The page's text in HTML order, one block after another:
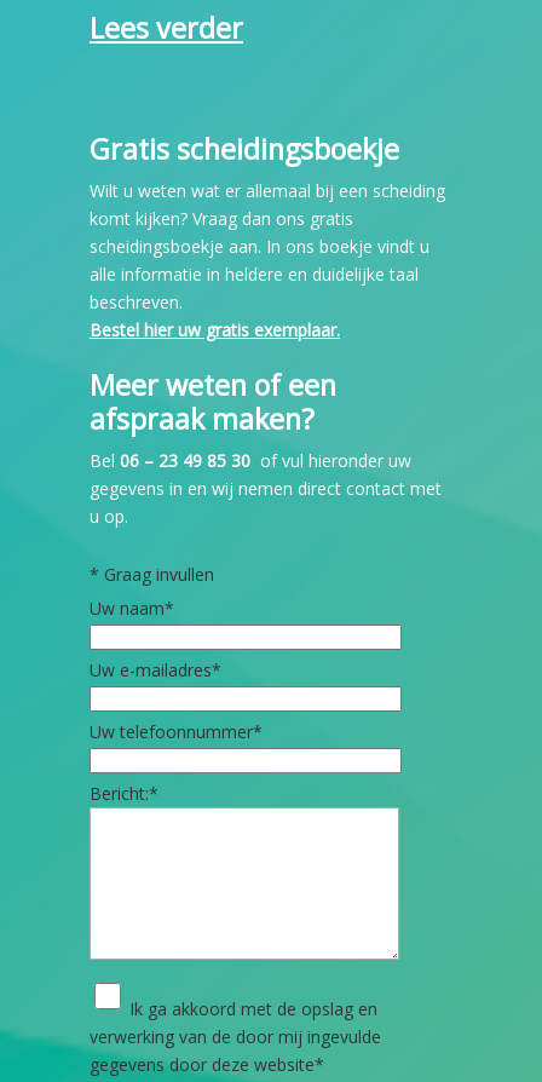
Lees verder
Gratis scheidingsboekje
Wilt u weten wat er allemaal bij een scheiding
komt kijken? Vraag dan ons gratis
scheidingsboekje aan. In ons boekje vindt u
alle informatie in heldere en duidelijke taal
beschreven.
Bestel hier uw gratis exemplaar.
Meer weten of een
afspraak maken?
Bel 06 – 23 49 85 30 of vul hieronder uw
gegevens in en wij nemen direct contact met
u op.
* Graag invullen
Uw naam*
Uw e-mailadres*
Uw telefoonnummer*
Bericht:*
Ik ga akkoord met de opslag en
verwerking van de door mij ingevulde
gegevens door deze website*